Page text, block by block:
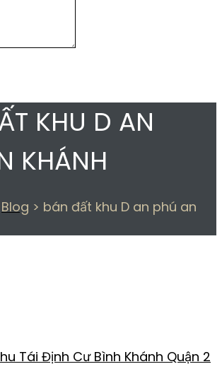
KHU D AN
KHÁNH
Blog > bán đất khu D an phú an